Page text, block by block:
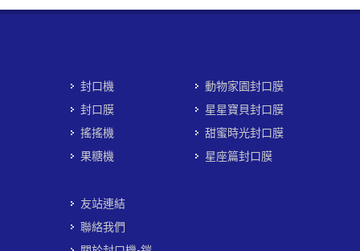
封口機
封口膜
搖搖機
果糖機
動物家園封口膜
星星寶貝封口膜
甜蜜時光封口膜
星座篇封口膜
友站連結
聯絡我們